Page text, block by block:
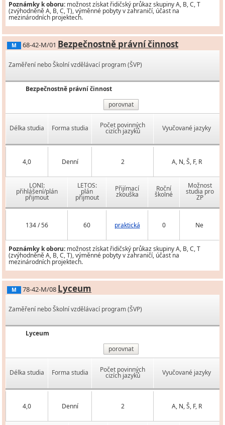
Poznámky k oboru: možnost získat řidičský průkaz skupiny A, B, C, T
(zvýhodněně A, B, C, T), výměnné pobyty v zahraničí, účast na
mezinárodních projektech.
M 68-42-M/01 Bezpečnostně právní činnost
Zaměření nebo Školní vzdělávací program (ŠVP)
Bezpečnostně právní činnost
porovnat
Délka studia Forma studia Počet povinných
cizích jazyků Vyučované jazyky
4,0 Denní 2 A, N, Š, F, R
LONI:
přihlášení/plán
přijmout
LETOS:
plán
přijmout
Přijímací
zkouška
Roční
školné
Možnost
studia pro
ZP
134 / 56 60 praktická 0 Ne
Poznámky k oboru: možnost získat řidičský průkaz skupiny A, B, C, T
(zvýhodněně A, B, C, T), výměnné pobyty v zahraničí, účast na
mezinárodních projektech.
M 78-42-M/08 Lyceum
Zaměření nebo Školní vzdělávací program (ŠVP)
Lyceum
porovnat
Délka studia Forma studia Počet povinných
cizích jazyků Vyučované jazyky
4,0 Denní 2 A, N, Š, F, R